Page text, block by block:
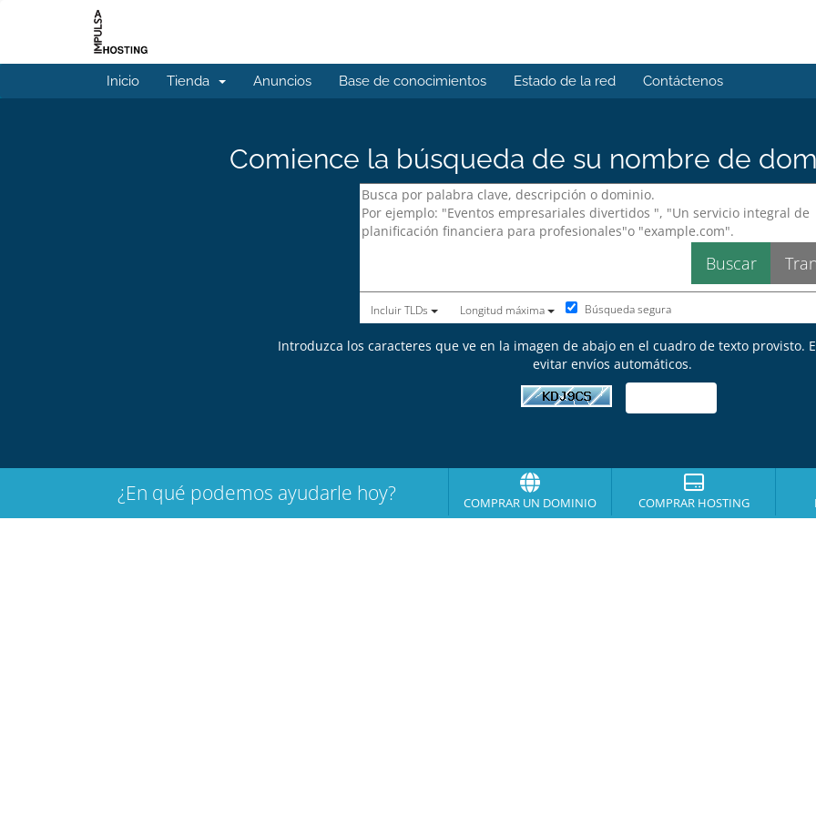
Inicio Tienda Anuncios Base de conocimientos Estado de la red Contáctenos
Comience la búsqueda de su nombre de
Incluir TLDs Longitud máxima Búsqueda segura
Introduzca los caracteres que ve en la imagen de abajo en el cuadro de texto provisto.
evitar envíos automáticos.
¿En qué podemos ayudarle hoy? COMPRAR UN DOMINIO COMPRAR HOSTING